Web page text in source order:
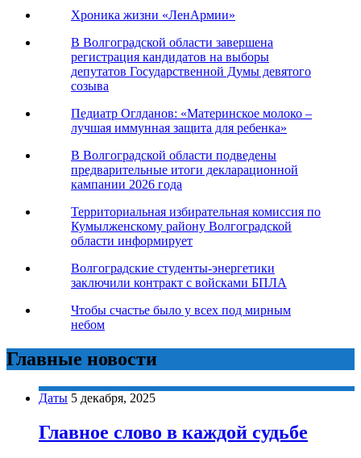
Хроника жизни «ЛенАрмии»
В Волгоградской области завершена
регистрация кандидатов на выборы
депутатов Государственной Думы девятого
созыва
Педиатр Оглданов: «Материнское молоко –
лучшая иммунная защита для ребенка»
В Волгоградской области подведены
предварительные итоги декларационной
кампании 2026 года
Территориальная избирательная комиссия по
Кумылженскому району Волгоградской
области информирует
Волгоградские студенты-энергетики
заключили контракт с войсками БПЛА
Чтобы счастье было у всех под мирным
небом
Главные новости
Даты 5 декабря, 2025
Главное слово в каждой судьбе